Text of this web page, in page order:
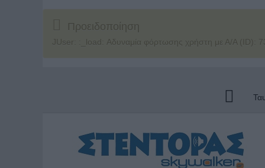
Προειδοποίηση
JUser: :_load: Αδυναμία φόρτωσης χρήστη με Α/Α (ID):